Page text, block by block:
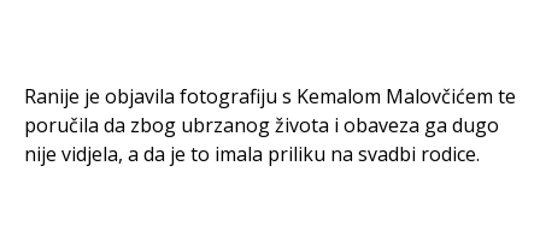
Ranije je objavila fotografiju s Kemalom Malovčićem te
poručila da zbog ubrzanog života i obaveza ga dugo
nije vidjela, a da je to imala priliku na svadbi rodice.